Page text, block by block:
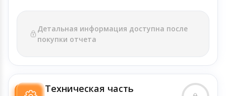
Детальная информация доступна после
покупки отчета
Техническая часть